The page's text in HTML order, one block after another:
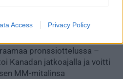
Access Privacy Policy
kentälliset MM-finaaliin!
pronssiottelussa –
Kanadan jatkoajalla ja voitti
MM-mitalinsa